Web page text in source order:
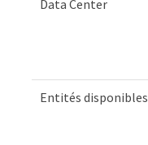
Data Center
Entités disponibles